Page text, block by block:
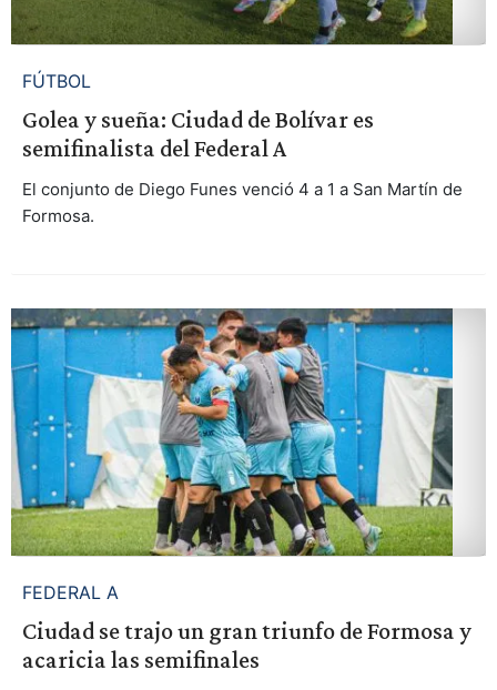
FÚTBOL
Golea y sueña: Ciudad de Bolívar es
semifinalista del Federal A
El conjunto de Diego Funes venció 4 a 1 a San Martín de
Formosa.
FEDERAL A
Ciudad se trajo un gran triunfo de Formosa y
acaricia las semifinales